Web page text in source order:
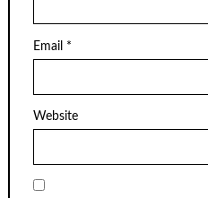
Email *
Website